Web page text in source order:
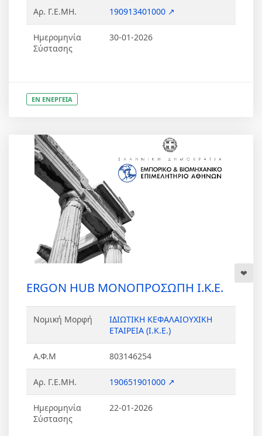
Αρ. Γ.Ε.ΜΗ. 190913401000 ↗
Ημερομηνία
Σύστασης
30-01-2026
ΕΝ ΕΝΕΡΓΕΙΑ
ERGON HUB ΜΟΝΟΠΡΟΣΩΠΗ Ι.Κ.Ε.
Νομική Μορφή
ΙΔΙΩΤΙΚΗ ΚΕΦΑΛΑΙΟΥΧΙΚΗ
ΕΤΑΙΡΕΙΑ (Ι.Κ.Ε.)
Α.Φ.Μ 803146254
Αρ. Γ.Ε.ΜΗ. 190651901000 ↗
Ημερομηνία
Σύστασης
22-01-2026